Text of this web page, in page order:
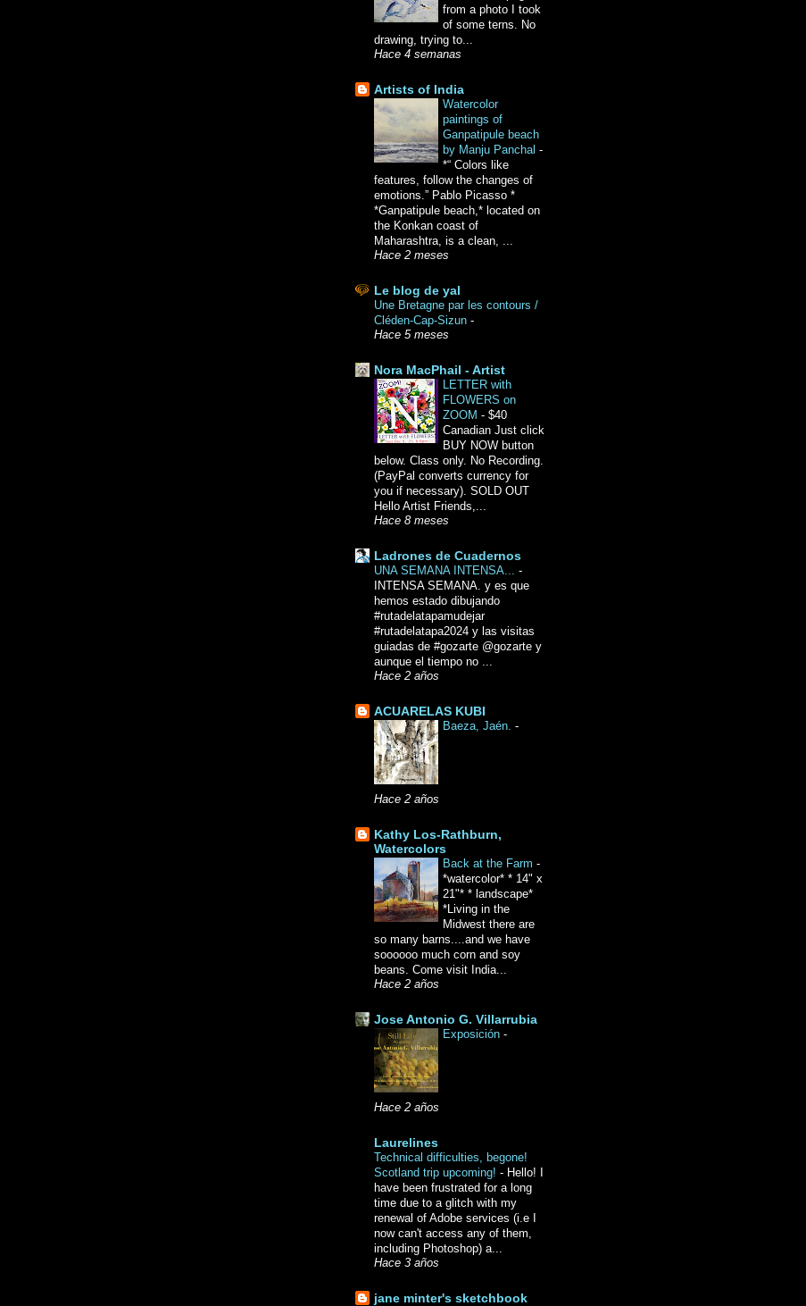
from a photo I took
of some terns. No
drawing, trying to...
Hace 4 semanas
Artists of India
Watercolor
paintings of
Ganpatipule beach
by Manju Panchal -
*“ Colors like
features, follow the changes of
emotions.” Pablo Picasso *
*Ganpatipule beach,* located on
the Konkan coast of
Maharashtra, is a clean, ...
Hace 2 meses
Le blog de yal
Une Bretagne par les contours /
Cléden-Cap-Sizun -
Hace 5 meses
Nora MacPhail - Artist
LETTER with
FLOWERS on
ZOOM - $40
Canadian Just click
BUY NOW button
below. Class only. No Recording.
(PayPal converts currency for
you if necessary). SOLD OUT
Hello Artist Friends,...
Hace 8 meses
Ladrones de Cuadernos
UNA SEMANA INTENSA... -
INTENSA SEMANA. y es que
hemos estado dibujando
#rutadelatapamudejar
#rutadelatapa2024 y las visitas
guiadas de #gozarte @gozarte y
aunque el tiempo no ...
Hace 2 años
ACUARELAS KUBI
Baeza, Jaén. -
Hace 2 años
Kathy Los-Rathburn,
Watercolors
Back at the Farm -
*watercolor* * 14" x
21"* * landscape*
*Living in the
Midwest there are
so many barns....and we have
soooooo much corn and soy
beans. Come visit India...
Hace 2 años
Jose Antonio G. Villarrubia
Exposición -
Hace 2 años
Laurelines
Technical difficulties, begone!
Scotland trip upcoming! - Hello! I
have been frustrated for a long
time due to a glitch with my
renewal of Adobe services (i.e I
now can't access any of them,
including Photoshop) a...
Hace 3 años
jane minter's sketchbook